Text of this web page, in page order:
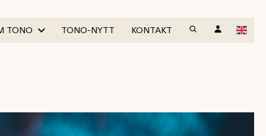
TONO TONO-NYTT KONTAKT